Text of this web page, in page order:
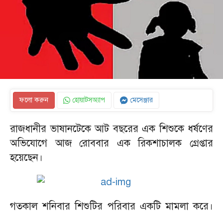
ফলো করুন হোয়াটসঅ্যাপ মেসেঞ্জার
রাজধানীর ভাষানটেকে আট বছরের এক শিশুকে ধর্ষণের
অভিযোগে আজ রোববার এক রিকশাচালক গ্রেপ্তার
হয়েছেন।
গতকাল শনিবার শিশুটির পরিবার একটি মামলা করে।